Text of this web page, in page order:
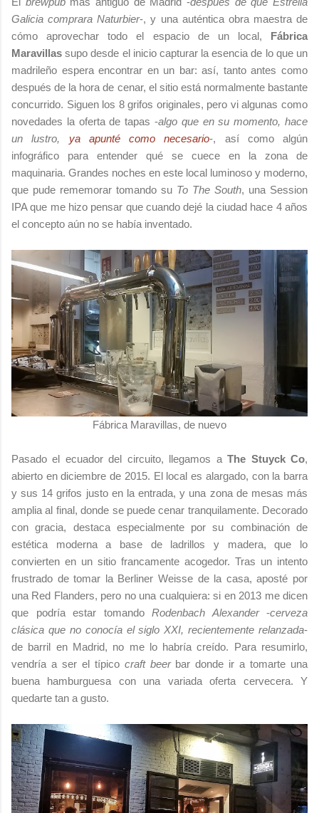
Galicia comprara Naturbier-, y una auténtica obra maestra de
cómo aprovechar todo el espacio de un local, Fábrica
Maravillas supo desde el inicio capturar la esencia de lo que un
madrileño espera encontrar en un bar: así, tanto antes como
después de la hora de cenar, el sitio está normalmente bastante
concurrido. Siguen los 8 grifos originales, pero vi algunas como
novedades la oferta de tapas -algo que en su momento, hace
un lustro, ya apunté como necesario-, así como algún
infográfico para entender qué se cuece en la zona de
maquinaria. Grandes noches en este local luminoso y moderno,
que pude rememorar tomando su To The South, una Session
IPA que me hizo pensar que cuando dejé la ciudad hace 4 años
el concepto aún no se había inventado.
Fábrica Maravillas, de nuevo
Pasado el ecuador del circuito, llegamos aThe Stuyck Co,
abierto en diciembre de 2015. El local es alargado, con la barra
y sus 14 grifos justo en la entrada, y una zona de mesas más
amplia al final, donde se puede cenar tranquilamente. Decorado
con gracia, destaca especialmente por su combinación de
estética moderna a base de ladrillos y madera, que lo
convierten en un sitio francamente acogedor. Tras un intento
frustrado de tomar la Berliner Weisse de la casa, aposté por
una Red Flanders, pero no una cualquiera: si en 2013 me dicen
que podría estar tomando Rodenbach Alexander-cerveza
clásica que no conocía el siglo XXI, recientemente relanzada-
de barril en Madrid, no me lo habría creído. Para resumirlo,
vendría a ser el típico craft beerbar donde ir a tomarte una
buena hamburguesa con una variada oferta cervecera. Y
quedarte tan a gusto.